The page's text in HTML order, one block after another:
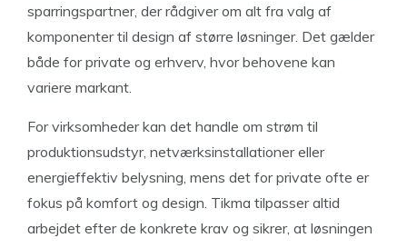
sparringspartner, der rådgiver om alt fra valg af
komponenter til design af større løsninger. Det gælder
både for private og erhverv, hvor behovene kan
variere markant.
For virksomheder kan det handle om strøm til
produktionsudstyr, netværksinstallationer eller
energieffektiv belysning, mens det for private ofte er
fokus på komfort og design. Tikma tilpasser altid
arbejdet efter de konkrete krav og sikrer, at løsningen